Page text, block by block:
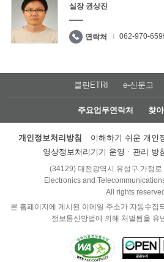
실장 권상진
연락처 062-970-
클린ETRI e-신문고
주요업무연락처 찾
개인정보처리방침 이해하기 쉬운 개인
영상정보처리기기 운영ㆍ관리 방
(34129) 대전광역시 유성구 가정
Electronics and
All rights
본 홈페이지에 게시된 이메일 주소가 자동수집
정보통신망법에 의해 처벌됨을 유